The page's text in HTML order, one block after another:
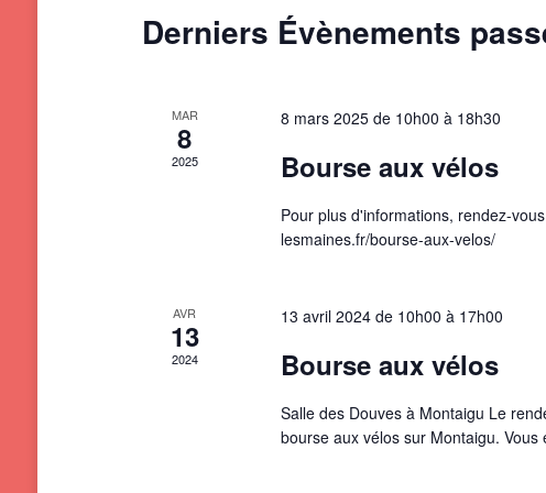
Derniers Évènements
MAR
8
2025
8 mars 2025 de 10h00 à 18h30
Bourse aux vélos
Pour plus d'informations, rendez-
lesmaines.fr/bourse-aux-velos/
AVR
13
2024
13 avril 2024 de 10h00 à 17h00
Bourse aux vélos
Salle des Douves à Montaigu Le
bourse aux vélos sur Montaigu.